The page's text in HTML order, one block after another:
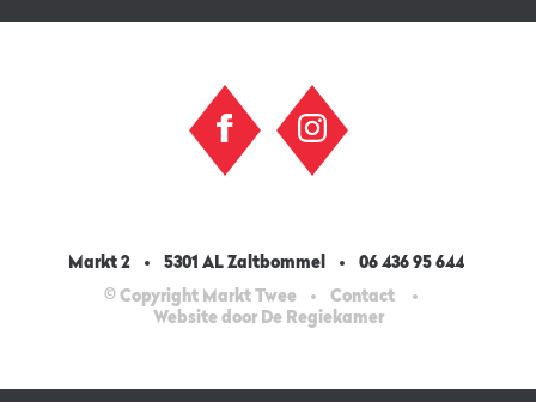
Markt 2 5301 AL Zaltbommel
06 436 95 644
© Copyright Markt Twee
Contact
Website door De Regiekamer